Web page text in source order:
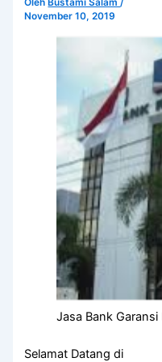
Oleh Bustami Salam/
November 10, 2019
Jasa Bank
Selamat Datang di